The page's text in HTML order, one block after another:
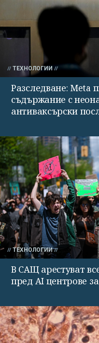
ТЕХНОЛОГИИ
Разследване: Meta
съдържание с
антиваксърски
ТЕХНОЛОГИИ
В САЩ арестуват
пред AI центрове